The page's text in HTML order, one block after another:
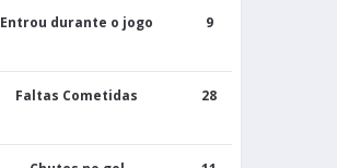
Entrou durante o jogo 9
Faltas Cometidas 28